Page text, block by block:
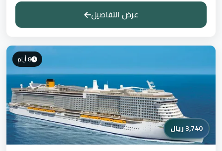
عرض التفاصيل
8 أيام
3,740 ريال